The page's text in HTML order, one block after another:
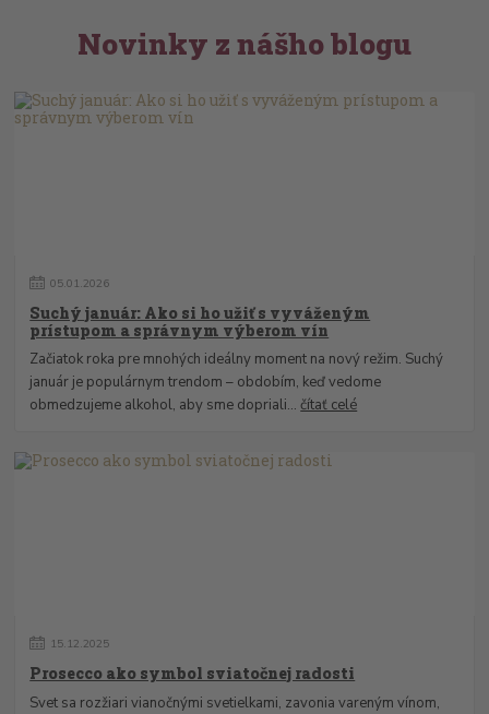
Novinky z nášho blogu
05.01.2026
Suchý január: Ako si ho užiť s vyváženým
prístupom a správnym výberom vín
Začiatok roka pre mnohých ideálny moment na nový režim. Suchý
január je populárnym trendom – obdobím, keď vedome
obmedzujeme alkohol, aby sme dopriali...čítať celé
15. 12.2025
Prosecco ako symbol sviatočnej radosti
Svet sa rozžiari vianočnými svetielkami, zavonia vareným vínom,